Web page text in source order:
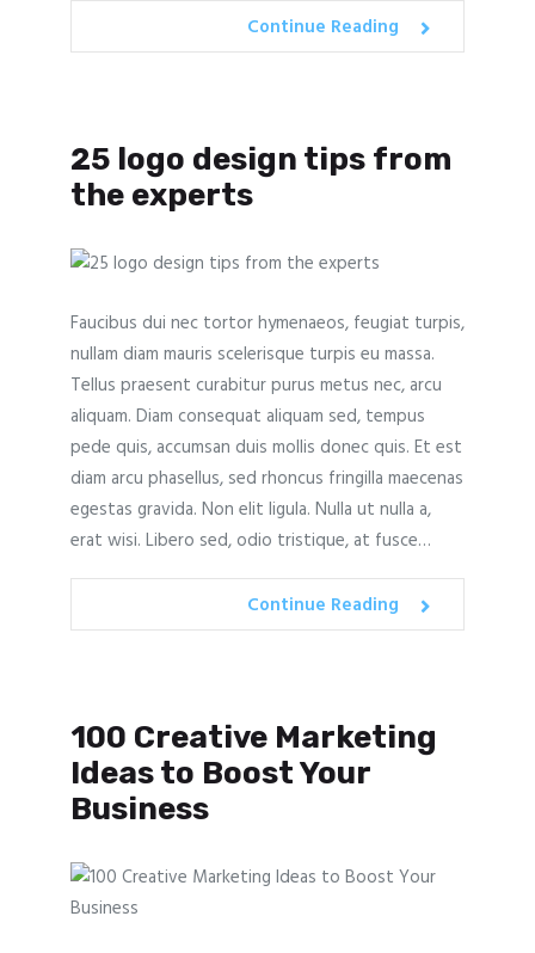
Continue Reading
25 logo design tips from
the experts
Faucibus dui nec tortor hymenaeos, feugiat turpis,
nullam diam mauris scelerisque turpis eu massa.
Tellus praesent curabitur purus metus nec, arcu
aliquam. Diam consequat aliquam sed, tempus
pede quis, accumsan duis mollis donec quis. Et est
diam arcu phasellus, sed rhoncus fringilla maecenas
egestas gravida. Non elit ligula. Nulla ut nulla a,
erat wisi. Libero sed, odio tristique, at fusce…
Continue Reading
100 Creative Marketing
Ideas to Boost Your
Business